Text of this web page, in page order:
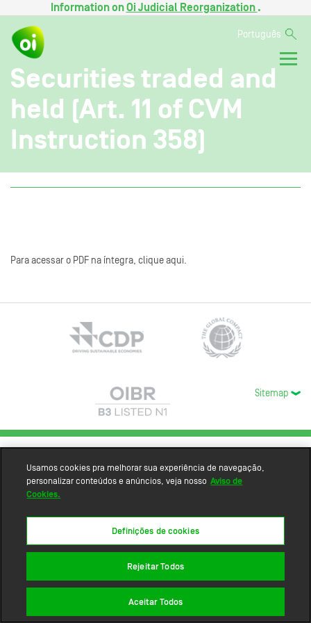
Information onOi Judicial Reorganization .
Português
Securities traded and
held (Art. 11 of CVM
Instruction 358)
Para acessar o PDF na íntegra, clique aqui.
Sitemap
Usamos cookies pra melhorar sua experiência de navegação,
personalizar conteúdos e anúncios, veja nosso Aviso de
Cookies.
Definições de cookies
Rejeitar Todos
Aceitar Todos